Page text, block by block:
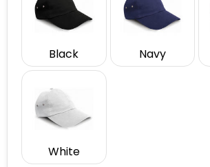
Black Navy
White